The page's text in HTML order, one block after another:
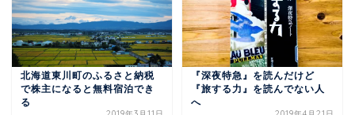
北海道東川町のふるさと納税
で株主になると無料宿泊でき
る
『深夜特急』を読んだけど
『旅する力』を読んでない人
へ